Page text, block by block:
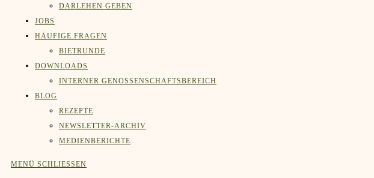
DARLEHEN GEBEN
JOBS
HÄUFIGE FRAGEN
BIETRUNDE
DOWNLOADS
INTERNER GENOSSENSCHAFTSBEREICH
BLOG
REZEPTE
NEWSLETTER-ARCHIV
MEDIENBERICHTE
MENÜ SCHLIESSEN